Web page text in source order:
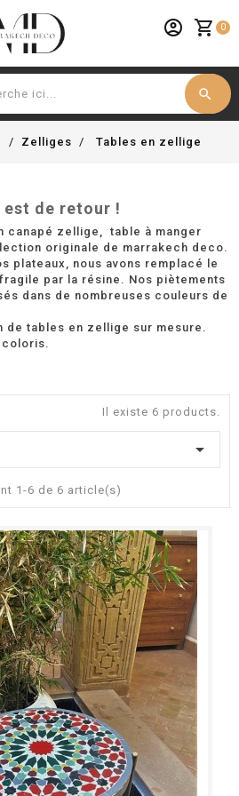
shopping_cart 0
account_circle
search
Zelliges Tables en zellige
de retour !
canapé zellige, table à manger
originale de marrakech deco.
plateaux, nous avons remplacé le
par la résine. Nos piètements
dans de nombreuses couleurs de
de tables en zellige sur mesure.
coloris.
Il existe 6 products.

1-6 de 6 article(s)